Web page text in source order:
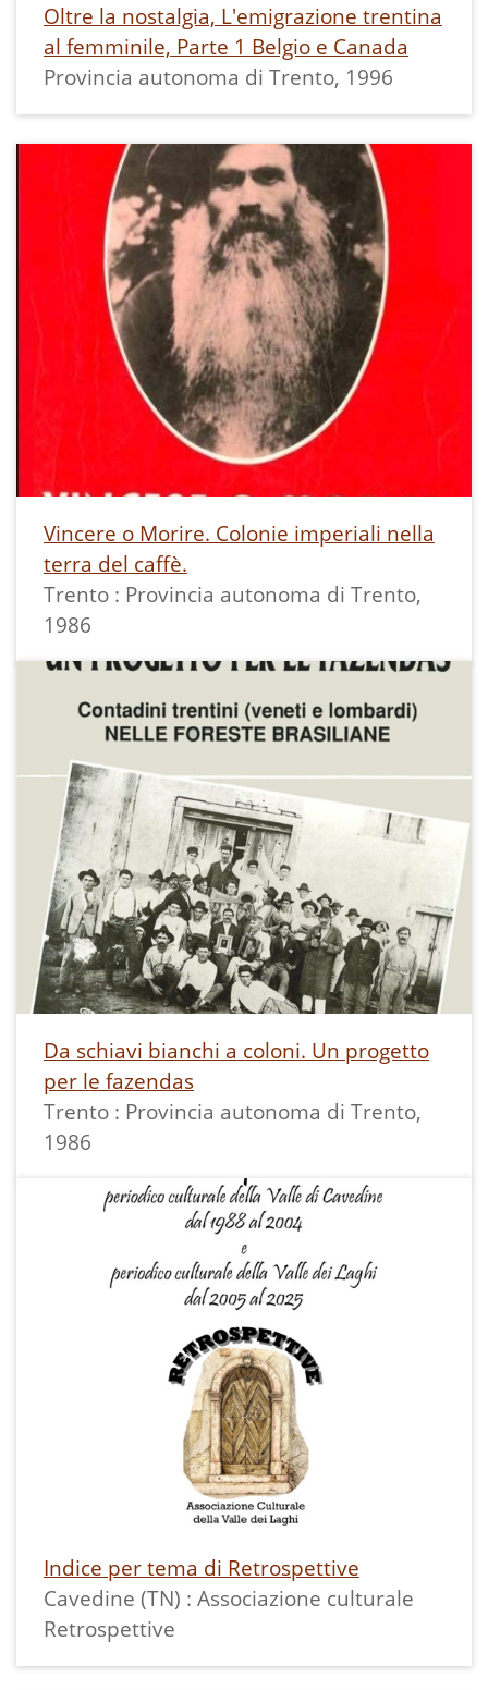
Oltre la nostalgia, L'emigrazione trentina
al femminile, Parte 1 Belgio e Canada
Provincia autonoma di Trento, 1996
Vincere o Morire. Colonie imperiali nella
terra del caffè.
Trento : Provincia autonoma di Trento,
1986
Da schiavi bianchi a coloni. Un progetto
per le fazendas
Trento : Provincia autonoma di Trento,
1986
Indice per tema di Retrospettive
Cavedine (TN) : Associazione culturale
Retrospettive